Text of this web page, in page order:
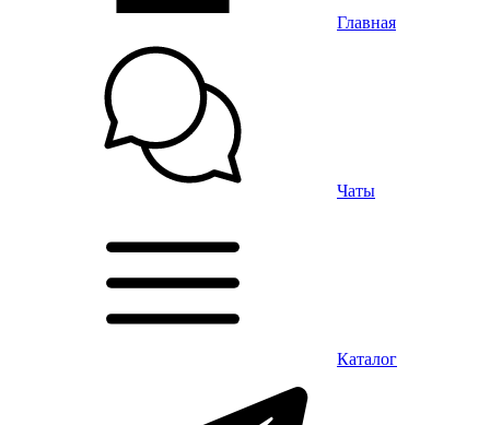
Главная
Чаты
Каталог